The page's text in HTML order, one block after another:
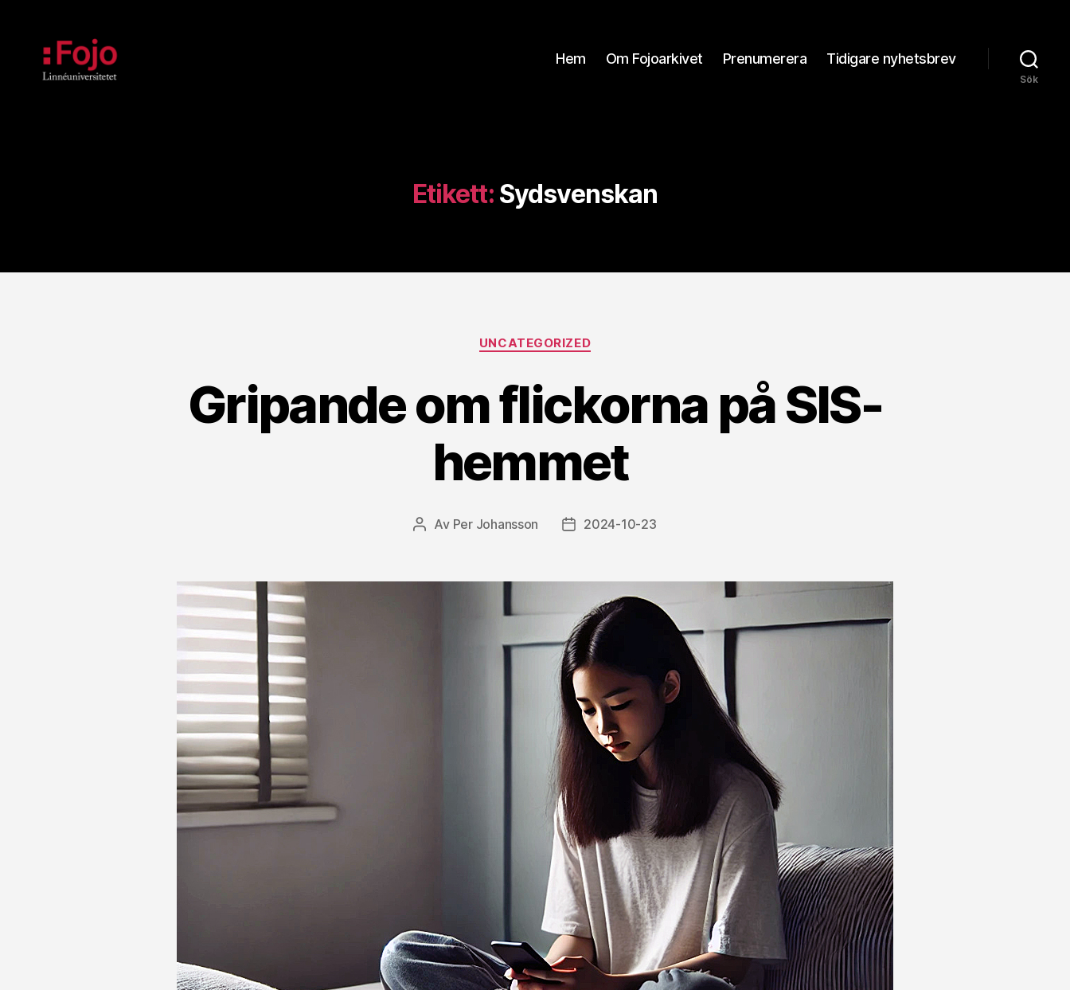
Hem Om Fojoarkivet Prenumerera Tidigare nyhetsbrev
Sök
Etikett: Sydsvenskan
Kategorier
UNCATEGORIZED
Gripande om flickorna på SIS-
hemmet
Inläggsförfattare
Av Per Johansson Inläggsdatum
2024-10-23